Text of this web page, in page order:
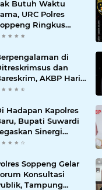
Butuh Waktu
URC Polres
Ringkus
Pelaku
di
dan
AKBP Hari
Nahkodai
Hadapan Kapolres
Bupati Suwardi
Sinergi
Pembangunan
Soppeng Gelar
Konsultasi
Tampung